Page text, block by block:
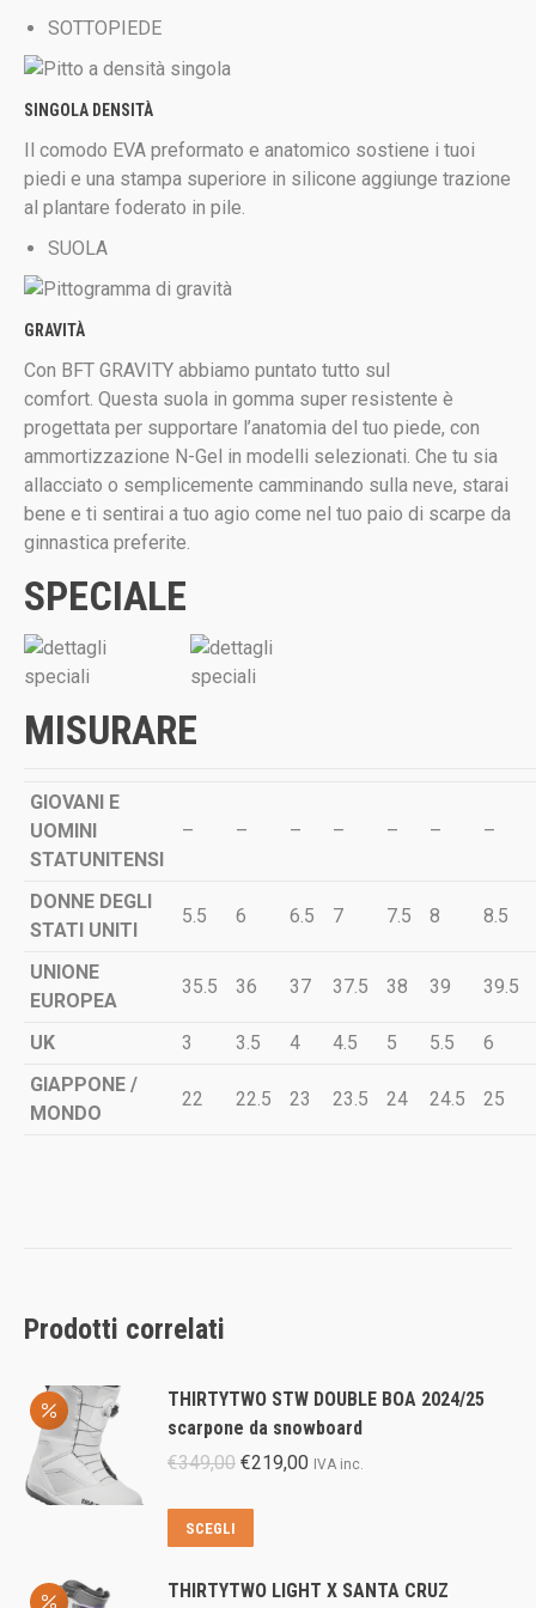
SOTTOPIEDE
SINGOLA DENSITÀ
Il comodo EVA preformato e anatomico sostiene i tuoi
piedi e una stampa superiore in silicone aggiunge trazione
al plantare foderato in pile.
SUOLA
GRAVITÀ
Con BFT GRAVITY abbiamo puntato tutto sul
comfort. Questa suola in gomma super resistente è
progettata per supportare l’anatomia del tuo piede, con
ammortizzazione N-Gel in modelli selezionati. Che tu sia
allacciato o semplicemente camminando sulla neve, starai
bene e ti sentirai a tuo agio come nel tuo paio di scarpe da
ginnastica preferite.
SPECIALE
MISURARE
GIOVANI E
UOMINI
STATUNITENSI
– – – – – – –
DONNE DEGLI
STATI UNITI
5.5 6 6.5 7 7.5 8 8.5
UNIONE
EUROPEA
35.5 36 37 37.5 38 39 39.5
UK 3 3.5 4 4.5 5 5.5
6
GIAPPONE /
MONDO
22 22.5 23 23.5 24 24.5 25
Prodotti correlati
THIRTYTWO STW DOUBLE BOA 2024/25
scarpone da snowboard
€349,00 Il
era:
€219,00 IlIVA inc.
SCEGLI
prodotto
ha
THIRTYTWO LIGHT X SANTA CRUZ